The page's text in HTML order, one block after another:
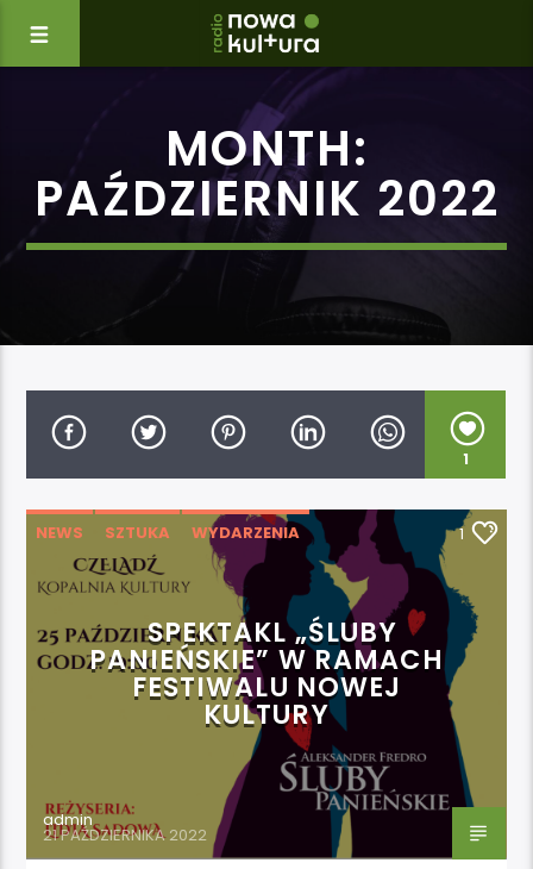
MONTH:
PAŹDZIERNIK 2022
1
NEWS SZTUKA WYDARZENIA 1
SPEKTAKL „ŚLUBY
PANIEŃSKIE” W RAMACH
FESTIWALU NOWEJ
KULTURY
admin
21 PAŹDZIERNIKA 2022